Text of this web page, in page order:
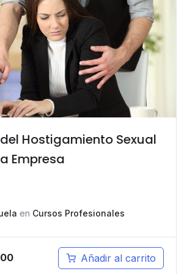
Hostigamiento Sexual
Empresa
en Cursos Profesionales
El
Añadir al carrito